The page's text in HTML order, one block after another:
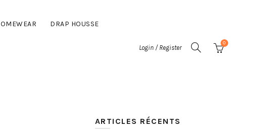
DRAP HOUSSE
Login / Register
0
ARTICLES RÉCENTS